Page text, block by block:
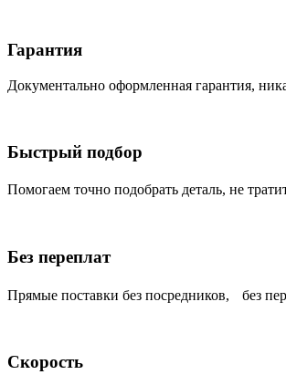
Гарантия
Документально оформленная гарантия,
Быстрый подбор
Помогаем точно подобрать деталь, не
Без переплат
Прямые поставки без посредников, без
Скорость